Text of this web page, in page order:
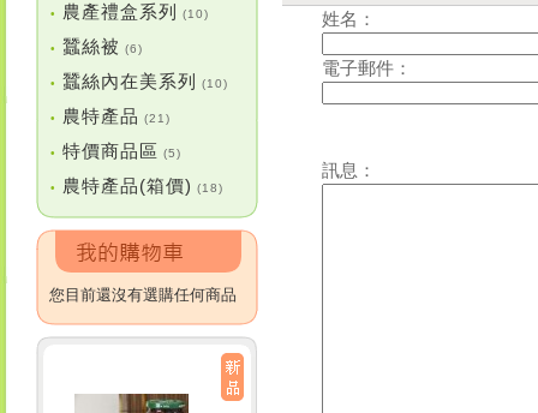
• 農產禮盒系列 (10)
• 蠶絲被 (6)
• 蠶絲內在美系列 (10)
• 農特產品 (21)
• 特價商品區 (5)
• 農特產品(箱價) (18)
您目前還沒有選購任何商品
姓名：
電子郵件：
訊息：